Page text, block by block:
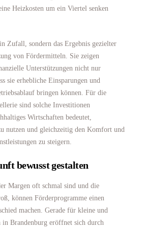
Heizkosten um ein Viertel senken
Zufall, sondern das Ergebnis gezielter
von Fördermitteln. Sie zeigen
Unterstützungen nicht nur
sie erhebliche Einsparungen und
bringen können. Für die
sind solche Investitionen
Wirtschaften bedeutet,
nutzen und gleichzeitig den Komfort und
zu steigern.
bewusst gestalten
Margen oft schmal sind und die
können Förderprogramme einen
machen. Gerade für kleine und
Brandenburg eröffnet sich durch